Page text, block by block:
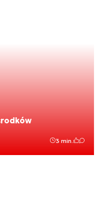
3 min.